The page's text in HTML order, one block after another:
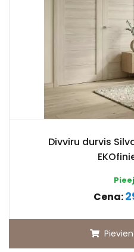
Divviru durvis
Cena: